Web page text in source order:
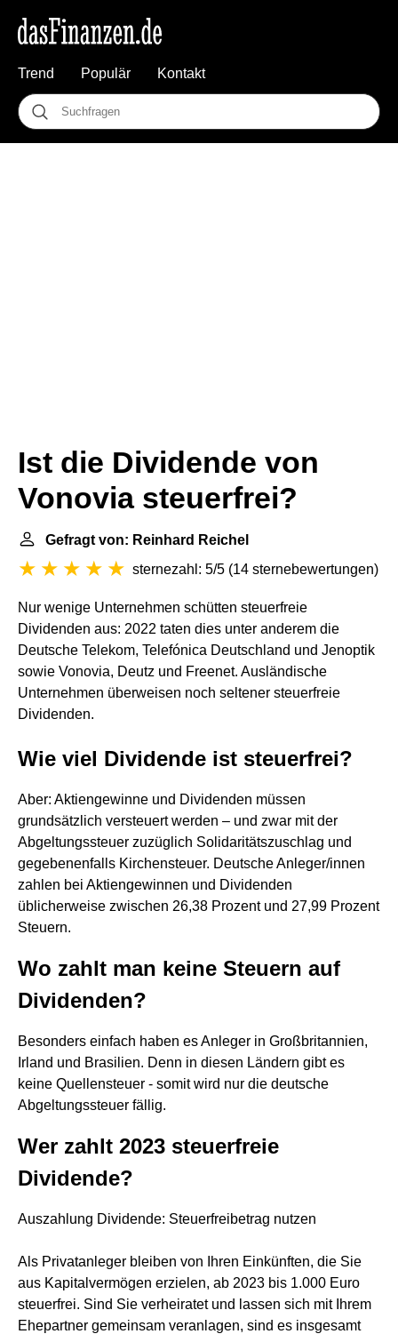
Trend Populär Kontakt
Ist die Dividende von
Vonovia steuerfrei?
Gefragt von: Reinhard Reichel
sternezahl: 5/5 (14 sternebewertungen)
Nur wenige Unternehmen schütten steuerfreie
Dividenden aus: 2022 taten dies unter anderem die
Deutsche Telekom, Telefónica Deutschland und Jenoptik
sowie Vonovia, Deutz und Freenet. Ausländische
Unternehmen überweisen noch seltener steuerfreie
Dividenden.
Wie viel Dividende ist steuerfrei?
Aber: Aktiengewinne und Dividenden müssen
grundsätzlich versteuert werden – und zwar mit der
Abgeltungssteuer zuzüglich Solidaritätszuschlag und
gegebenenfalls Kirchensteuer. Deutsche Anleger/innen
zahlen bei Aktiengewinnen und Dividenden
üblicherweise zwischen 26,38 Prozent und 27,99 Prozent
Steuern.
Wo zahlt man keine Steuern auf
Dividenden?
Besonders einfach haben es Anleger in Großbritannien,
Irland und Brasilien. Denn in diesen Ländern gibt es
keine Quellensteuer - somit wird nur die deutsche
Abgeltungssteuer fällig.
Wer zahlt 2023 steuerfreie
Dividende?
Auszahlung Dividende: Steuerfreibetrag nutzen
Als Privatanleger bleiben von Ihren Einkünften, die Sie
aus Kapitalvermögen erzielen, ab 2023 bis 1.000 Euro
steuerfrei. Sind Sie verheiratet und lassen sich mit Ihrem
Ehepartner gemeinsam veranlagen, sind es insgesamt